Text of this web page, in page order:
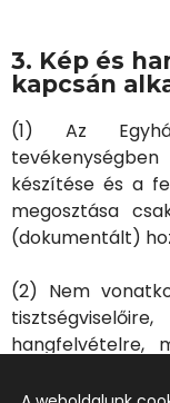
3. Kép és
kapcsán
(1) Az
készítése és a
megosztása
(dokumentált)
(2) Nem
hangfelvételre,